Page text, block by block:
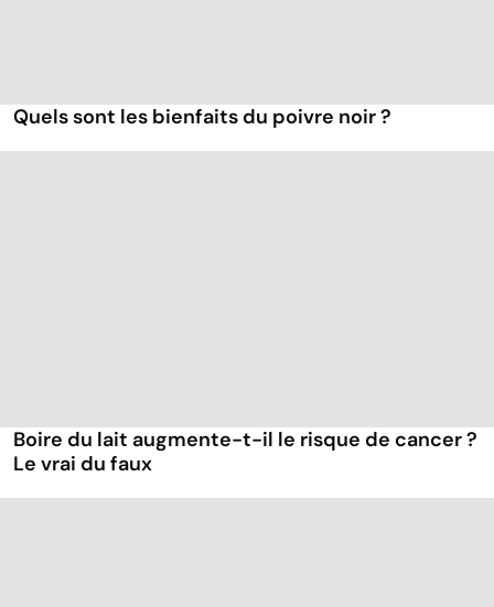
Quels sont les bienfaits du poivre noir ?
Boire du lait augmente-t-il le risque de cancer ?
Le vrai du faux